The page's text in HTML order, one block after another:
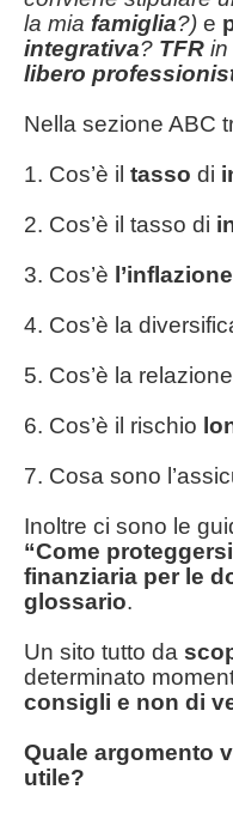
la mia famiglia?) e
integrativa? TFR in
libero
Nella sezione ABC
1. Cos’è il tasso di
2. Cos’è il tasso di
3. Cos’è l’inflazione
4. Cos’è la
5. Cos’è la relazione
6. Cos’è il rischio
7. Cosa sono
Inoltre ci sono le
“Come
finanziaria per le
glossario.
Un sito tutto da
determinato
consigli e non di
Quale argomento
utile?